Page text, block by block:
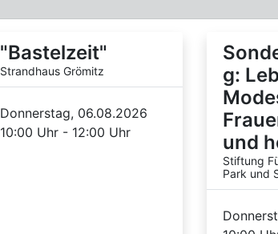
"Bastelzeit"
Strandhaus Grömitz
Donnerstag, 06.08.2026
10:00 Uhr - 12:00 Uhr
g:
und
Stiftung
Park und